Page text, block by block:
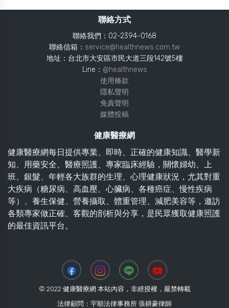
聯絡方式
聯絡我們：02-2394-0168
聯絡信箱： service@healthnews.com.tw
地址：台北市大安區市民大道三段142號5樓
Line： @healthnews
使用條款
隱私聲明
免責聲明
媒體投稿
健康醫療網
健康醫療網每日提供專業、即時、正確的健康知識、醫學新
知、用藥安全、醫療照護、專家臨床經驗，關懷婦幼、上
班、銀髮、年輕各大族群的生理、心理健康狀況，尤其對重
大疾病（糖尿病、高血壓、心臟病、各種癌症、慢性疾病
等）、養生保健、營養攝取、體重管理、減肥美容等，邀訪
各類專家做正確、客觀的剖析與分享，是民眾獲取健康照護
的最佳資訊平台。
© 2022 健康醫療網 本站內容，非經授權，嚴禁轉載
法律顧問：宇順法律事務所 張耕豪律師